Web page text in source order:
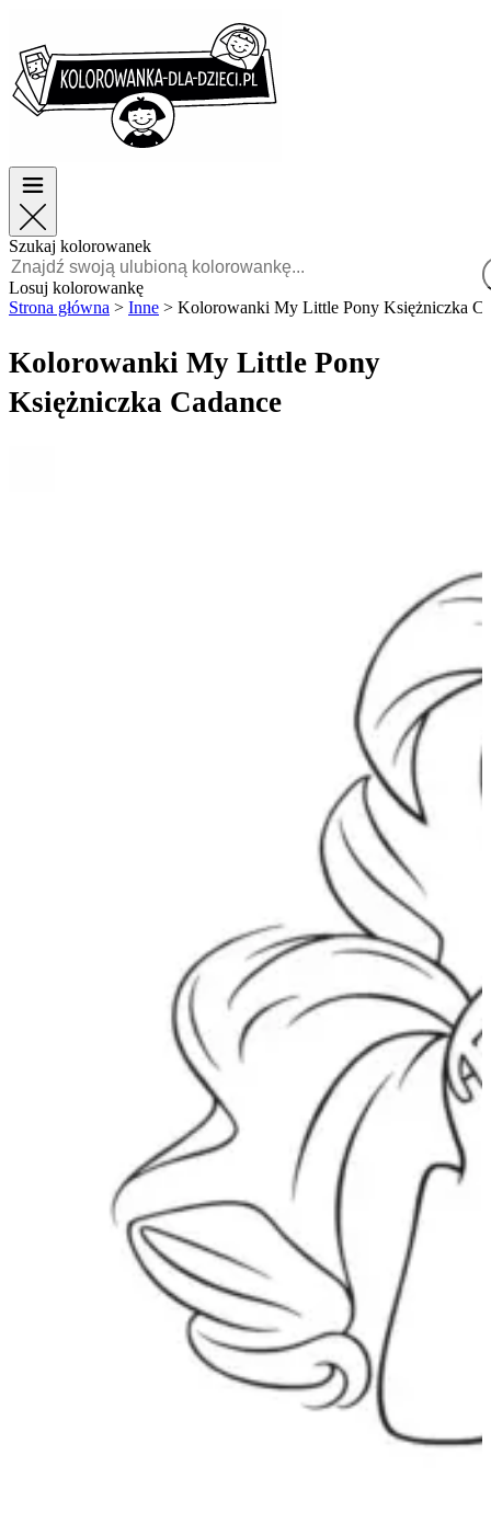
TOP kategorie
Dla chłopców
Dla dziewczynek
Polski
POLSKI
FRANÇAIS
MALAGASY
TOP kategorie
Dla chłopców
Dla dziewczynek
Szukaj kolorowanek
Losuj kolorowankę
Strona główna > Inne > Kolorowanki My Little Pony Księżniczka
Kolorowanki My Little Pony
Księżniczka Cadance